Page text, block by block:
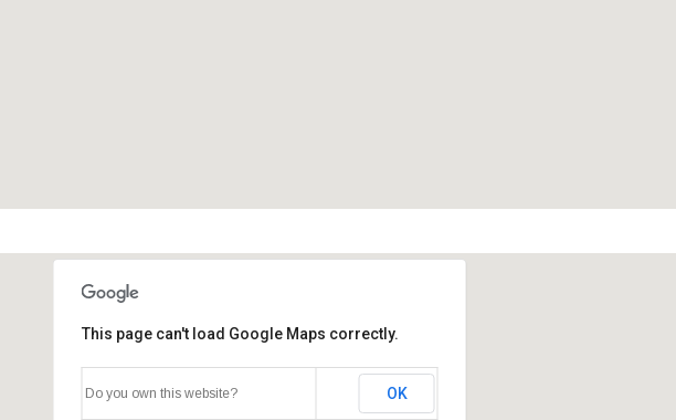
This page can't load Google Maps correctly.
Do you own this website? OK